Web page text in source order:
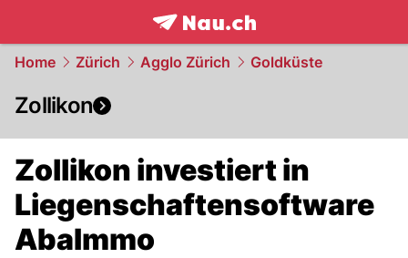
frontpage.NAU.ch
Home Zürich Agglo Zürich Goldküste
Zollikon
Zollikon investiert in
Liegenschaftensoftware
AbaImmo